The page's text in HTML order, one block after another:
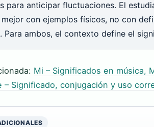
para anticipar fluctuaciones. El
con ejemplos físicos, no con
Para ambos, el contexto define el
Mi – Significados en música,
– Significado, conjugación y uso